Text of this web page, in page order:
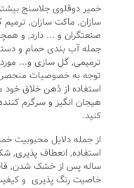
خمیر دوقلوی جلاسنج
سازان, ماکت سازان,
صنعتگران و ... دارد, و
جمله آب بندی حمام و
ترمیمی, گل سازی و... مورد
توجه به خصوصیات
استفاده از ذهن خلاق خود
هیجان انگیز و سرگرم
کنید.
از جمله دلایل محبوبیت
استفاده, انعطاف پذیری,
ساله پس از خشک شدن,
خاصیت رنگ پذیری و کیفیت